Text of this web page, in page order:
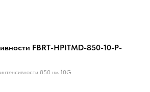
FBRT-HPITMD-850-10-P-
850 нм 10G